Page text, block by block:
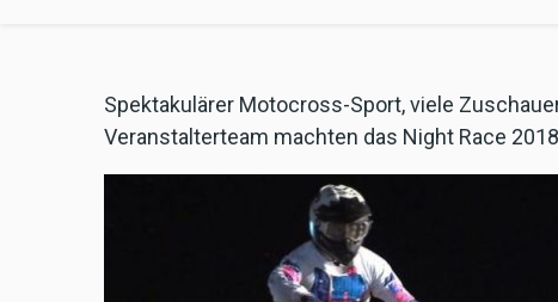
Spektakulärer Motocross-Sport, viele
Veranstalterteam machten das Night Race